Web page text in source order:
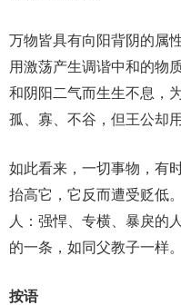
万物皆具有向阳背阴的属
用激荡产生调谐中和的物
和阴阳二气而生生不息，
孤、寡、不谷，但王公却
如此看来，一切事物，有
抬高它，它反而遭受贬低
人：强悍、专横、暴戾的
的一条，如同父教子一样。
按语